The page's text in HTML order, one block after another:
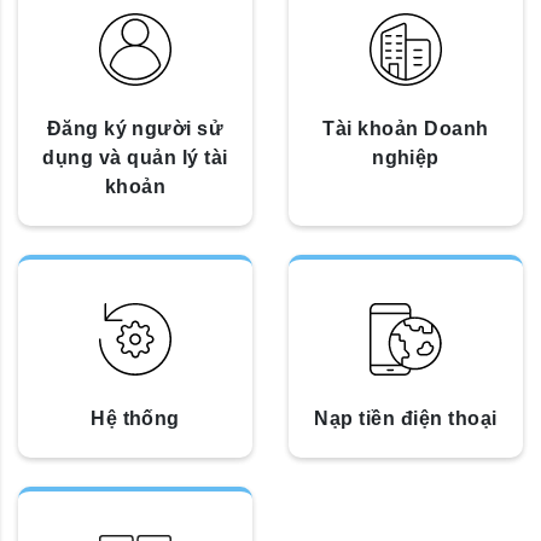
Đăng ký người sử
dụng và quản lý tài
khoản
Tài khoản Doanh
nghiệp
Hệ thống Nạp tiền điện thoại